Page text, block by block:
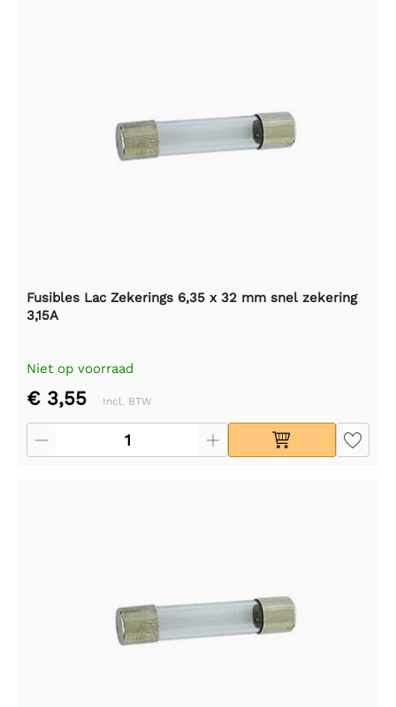
Fusibles Lac Zekerings 6,35 x 32 mm snel zekering
3,15A
Niet op voorraad
€ 3,55 Incl. BTW